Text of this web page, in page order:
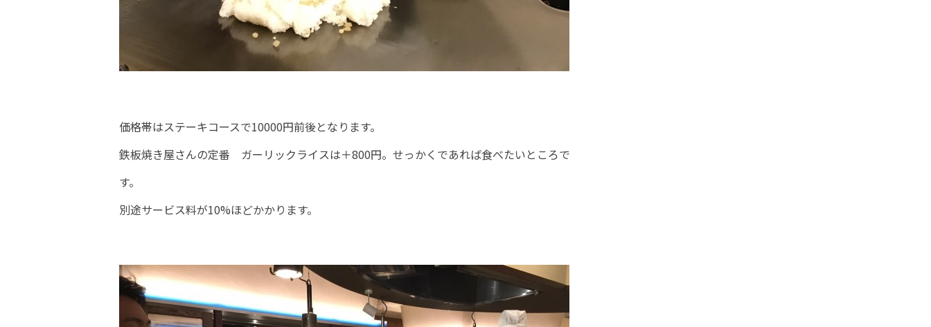
価格帯はステーキコースで10000円前後となります。
鉄板焼き屋さんの定番 ガーリックライスは＋800円。せっかくであれば食べたいところで
す。
別途サービス料が10%ほどかかります。